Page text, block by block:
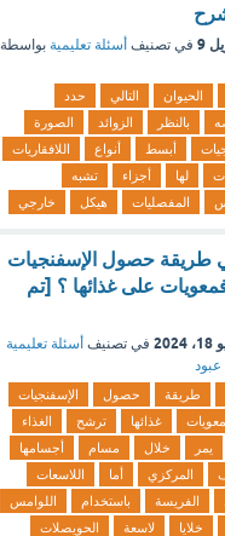
9 في تصنيف أسئلة تعليمية بواسطة
الحيوان التالي
حدد
بالنظر الزوائد
الصورة
أبسط أنواع
اللافقاريات
لها أجزاء
تشبه
المفصليات هيكل خارجي
حصول الإسفنجيات
على غذائها ؟ [تم
في تصنيف أسئلة تعليمية
عبود
طريقة حصول
الإسفنجيات
غذائها ترشح
الغذاء
يمر خلال مسام
أجسامها
المركزي أما
اللاسعات
الفريسة باستخدام
اللوامس
خلايا لاسعة
الحويصلات